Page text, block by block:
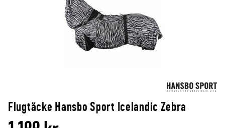
Flugtäcke Hansbo Sport Icelandic Zebra